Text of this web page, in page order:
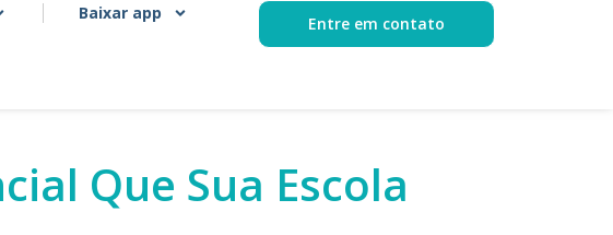
Baixar app
Entre em contato
Que Sua Escola